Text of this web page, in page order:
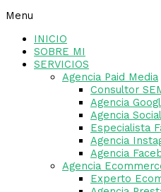
Menu
INICIO
SOBRE MI
SERVICIOS
Agencia Paid Media
Consultor
Agencia
Agencia
Especialista
Agencia
Agencia
Agencia
Experto